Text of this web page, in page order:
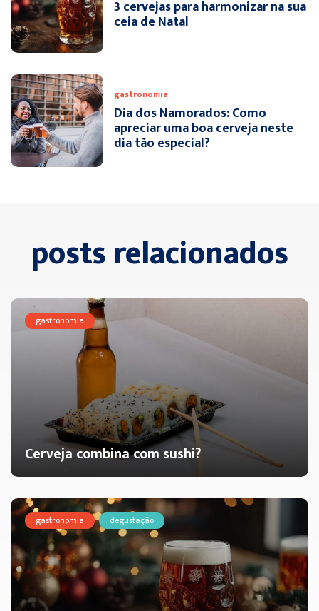
3 cervejas para harmonizar na sua
ceia de Natal
gastronomia
Dia dos Namorados: Como
apreciar uma boa cerveja neste
dia tão especial?
posts relacionados
gastronomia
Cerveja combina com sushi?
gastronomia degustação